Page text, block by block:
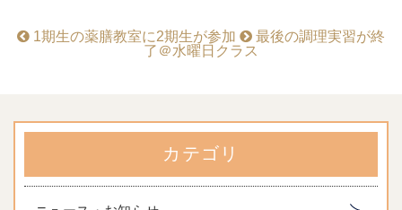
1期生の薬膳教室に2期生が参加
最後の調理実習が終
了＠水曜日クラス
カテゴリ